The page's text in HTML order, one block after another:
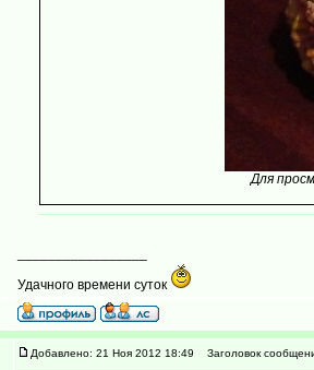
Для
Удачного времени суток
Добавлено: 21 Ноя 2012 18:49 Заголовок